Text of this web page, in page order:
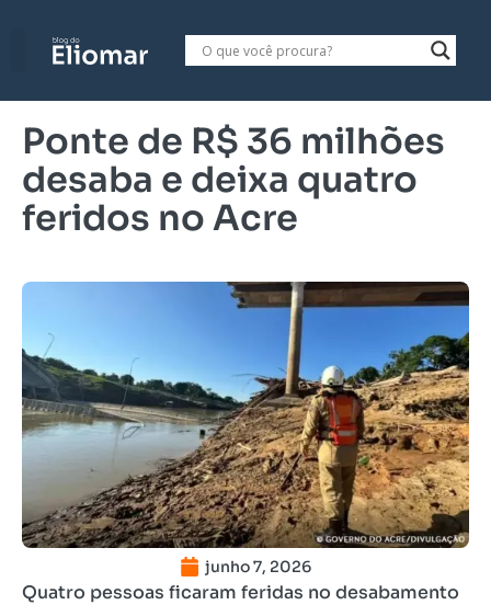
Ponte de R$ 36 milhões
desaba e deixa quatro
feridos no Acre
junho 7, 2026
Quatro pessoas ficaram feridas no desabamento